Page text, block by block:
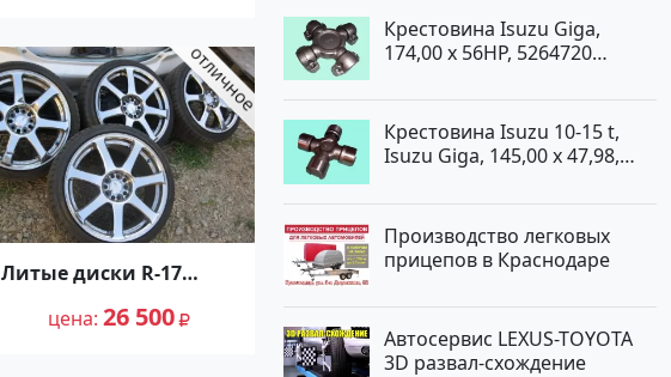
Литые диски R-17
7 Краснодар
цена 26 500
Крестовина Isuzu Giga,
174,00 x 56HP, 5264720
Крестовина Isuzu 10-15 t,
Isuzu Giga, 145,00 x 47,98,
Производство легковых
прицепов в Краснодаре
Автосервис LEXUS-TOYOTA
3D развал-схождение